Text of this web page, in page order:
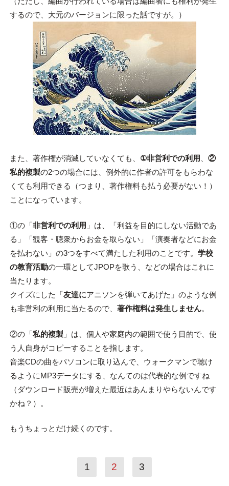
するので、大元のバージョンに限った話ですが。）
また、著作権が消滅していなくても、 ①非営利での利用
②
私的複製の2つの場合には、例外的に作者の許可をもらわな
くても利用できる（つまり、著作権料も払う必要がない！）
ことになっています。
①の「非営利での利用 」は、「利益を目的にしない活動であ
る」「観客・聴衆からお金を取らない」「演奏者などにお金
を払わない」の3つをすべて満たした利用のことです。 学校
の教育活動の一環としてJPOPを歌う、などの場合はこれに
当たります。
クイズにした「友達にアニソンを弾いてあげた」のような例
も非営利の利用に当たるので、 著作権料は発生しません。
②の「私的複製」は、個人や家庭内の範囲で使う目的で、使
う人自身がコピーすることを指します。
音楽CDの曲をパソコンに取り込んで、ウォークマンで聴け
るようにMP3データにする、なんてのは代表的な例ですね
（ダウンロード販売が増えた最近はあんまりやらないんです
かね？）。
もうちょっとだけ続くのです。
1 2 3